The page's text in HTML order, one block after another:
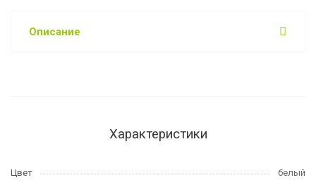
Описание
Характеристики
Цвет
белый